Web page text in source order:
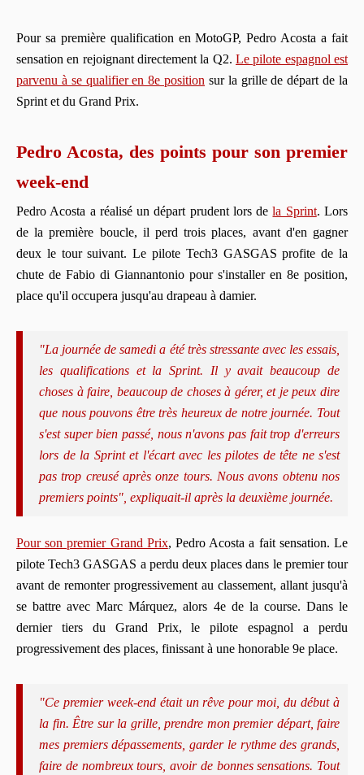
Pour sa première qualification en MotoGP, Pedro Acosta a fait
sensation en rejoignant directement la Q2. Le pilote espagnol est
parvenu à se qualifier en 8e position sur la grille de départ de la
Sprint et du Grand Prix.
Pedro Acosta, des points pour son premier
week-end
Pedro Acosta a réalisé un départ prudent lors dela Sprint. Lors
de la première boucle, il perd trois places, avant d'en gagner
deux le tour suivant. Le pilote Tech3 GASGAS profite de la
chute de Fabio di Giannantonio pour s'installer en 8e position,
place qu'il occupera jusqu'au drapeau à damier.
"La journée de samedi a été très stressante avec les essais,
les qualifications et la Sprint. Il y avait beaucoup de
choses à faire, beaucoup de choses à gérer, et je peux dire
que nous pouvons être très heureux de notre journée. Tout
s'est super bien passé, nous n'avons pas fait trop d'erreurs
lors de la Sprint et l'écart avec les pilotes de tête ne s'est
pas trop creusé après onze tours. Nous avons obtenu nos
premiers points", expliquait-il après la deuxième journée.
Pour son premier Grand Prix, Pedro Acosta a fait sensation. Le
pilote Tech3 GASGAS a perdu deux places dans le premier tour
avant de remonter progressivement au classement, allant jusqu'à
se battre avec Marc Márquez, alors 4e de la course. Dans le
dernier tiers du Grand Prix, le pilote espagnol a perdu
progressivement des places, finissant à une honorable 9e place.
"Ce premier week-end était un rêve pour moi, du début à
la fin. Être sur la grille, prendre mon premier départ, faire
mes premiers dépassements, garder le rythme des grands,
faire de nombreux tours, avoir de bonnes sensations. Tout